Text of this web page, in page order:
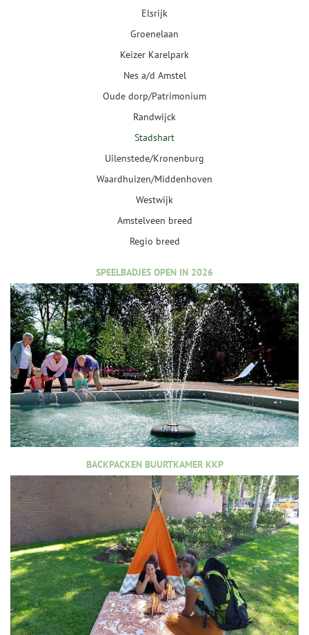
Elsrijk
Groenelaan
Keizer Karelpark
Nes a/d Amstel
Oude dorp/Patrimonium
Randwijck
Stadshart
Uilenstede/Kronenburg
Waardhuizen/Middenhoven
Westwijk
Amstelveen breed
Regio breed
SPEELBADJES OPEN IN 2026
BACKPACKEN BUURTKAMER KKP